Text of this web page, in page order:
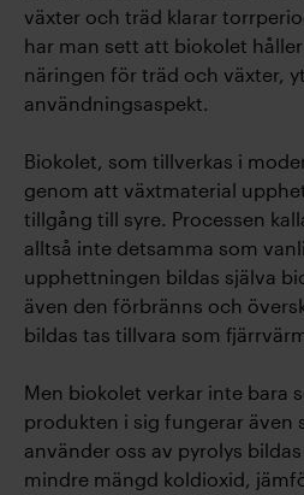
växter och träd klarar
har man sett att biokolet
näringen för träd och växter,
användningsaspekt.
Biokolet, som tillverkas i
genom att växtmaterial
tillgång till syre. Processen
alltså inte detsamma som
upphettningen bildas själva
även den förbränns och
bildas tas tillvara som
Men biokolet verkar inte bara
produkten i sig fungerar även
använder oss av pyrolys
mindre mängd koldioxid,